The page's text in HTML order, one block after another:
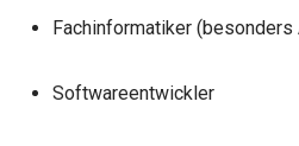
Fachinformatiker
Softwareentwickler